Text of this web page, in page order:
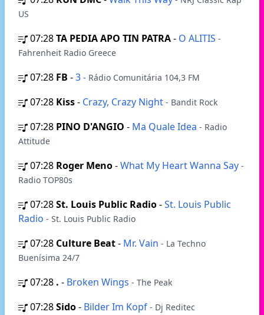
US
07:28TA PEDIA APO TIN PATRA- O ALITIS -
Fahrenheit Radio Greece
07:28 FB -3 - Rádio Comunitária 104,3 FM
07:28 Kiss- Crazy, Crazy Night - Bandit Rock
07:28 PINO D'ANGIO - Ma Quale Idea - Radio
Attitude
07:28 Roger Meno-What My Heart Wanna Say -
Radio TOP80s
07:28St. Louis Public Radio-St. Louis Public
Radio - St. Louis Public Radio
07:28 Culture Beat- Mr. Vain - La Techno
Buenísima 24/7
07:28 . - Broken Wings - The Peak
07:28Sido- Bilder Im Kopf - Dj Reditec